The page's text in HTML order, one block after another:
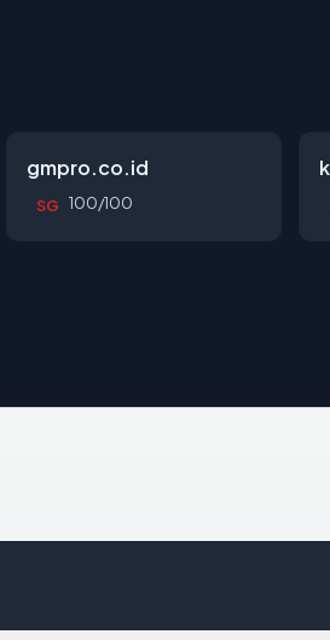
gmpro.co.id
SG 100/100